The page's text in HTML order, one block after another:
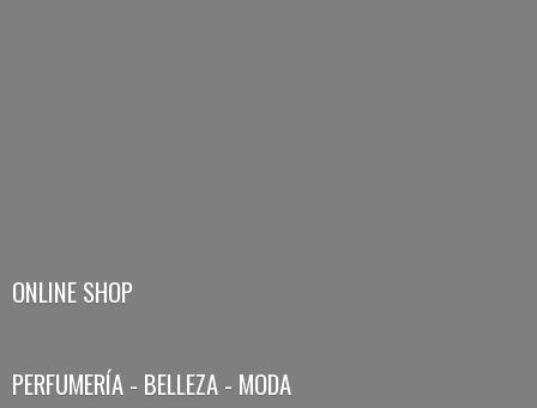
ONLINE SHOP
PERFUMERÍA - BELLEZA - MODA